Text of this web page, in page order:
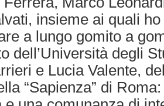
insieme ai quali
a lungo gomito a
dell’Università degli
e Lucia Valente,
“Sapienza” di